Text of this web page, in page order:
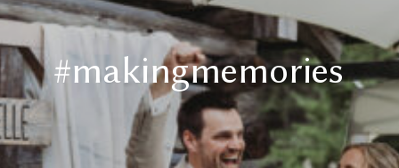
#makingmemories